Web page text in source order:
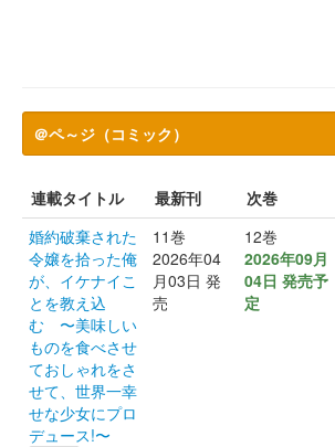
＠ペ～ジ（コミック）
連載タイトル 最新刊
次巻
婚約破棄された
令嬢を拾った俺
が、イケナイこ
とを教え込
む 〜美味しい
ものを食べさせ
ておしゃれをさ
せて、世界一幸
せな少女にプロ
デュース!〜
11巻
2026年04
月03日 発
売
12巻
2026年09月
04日 発売予
定